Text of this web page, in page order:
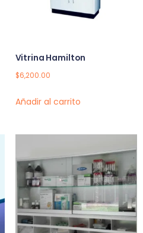
Vitrina Hamilton
$6,200.00
Añadir al carrito